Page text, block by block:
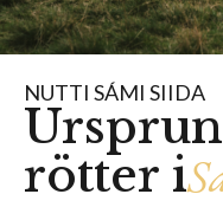
NUTTI SÁMI SIIDA
rötter i